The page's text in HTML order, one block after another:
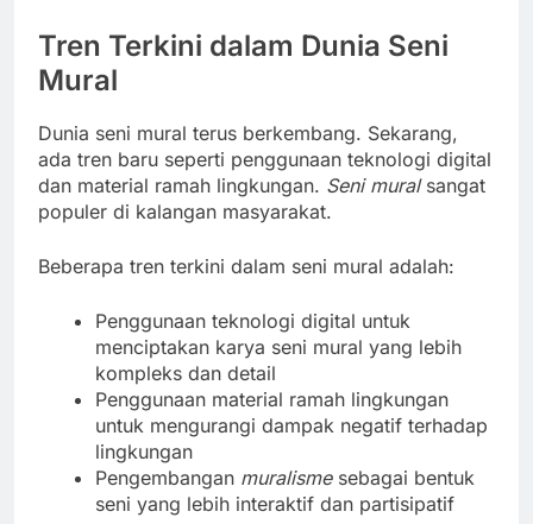
Tren Terkini dalam Dunia Seni
Mural
Dunia seni mural terus berkembang. Sekarang,
ada tren baru seperti penggunaan teknologi digital
dan material ramah lingkungan. Seni muralsangat
populer di kalangan masyarakat.
Beberapa tren terkini dalam seni mural adalah:
Penggunaan teknologi digital untuk
menciptakan karya seni mural yang lebih
kompleks dan detail
Penggunaan material ramah lingkungan
untuk mengurangi dampak negatif terhadap
lingkungan
Pengembangan muralismesebagai bentuk
seni yang lebih interaktif dan partisipatif